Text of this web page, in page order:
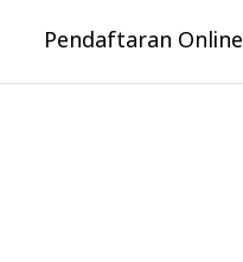
Pendaftaran Online